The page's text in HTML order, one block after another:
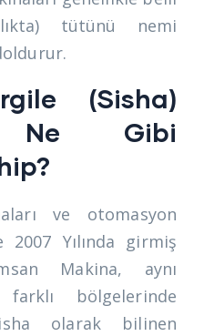
tütünü nemi
(Sisha)
Ne Gibi
ve otomasyon
Yılında girmiş
Makina, aynı
farklı bölgelerinde
olarak bilinen